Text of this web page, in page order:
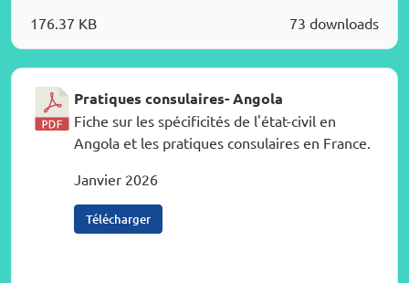
73 downloads
176.37 KB
Pratiques consulaires- Angola
Fiche sur les spécificités de l'état-civil en
Angola et les pratiques consulaires en France.
Janvier 2026
Télécharger